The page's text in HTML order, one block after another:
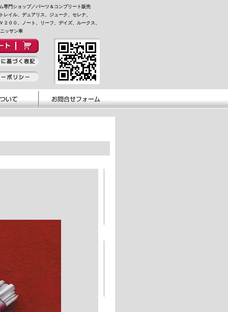
専門ショップ／パーツ＆コンプリート販売
レイル、デュアリス、ジューク、セレナ、
２００、ノート、リーフ、デイズ、ルークス、
ッサン車